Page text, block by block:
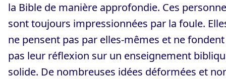
la Bible de manière approfondie. Ces
sont toujours impressionnées par la foule.
ne pensent pas par elles-mêmes et ne fondent
pas leur réflexion sur un enseignement
solide. De nombreuses idées déformées et